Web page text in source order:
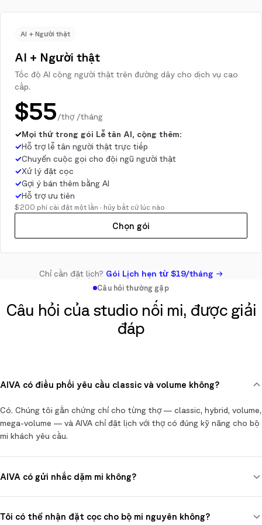
AI + Người thật
AI + Người thật
Tốc độ AI cộng người thật trên đường dây cho dịch vụ cao
cấp.
$55/thợ /tháng
✓Mọi thứ trong gói Lễ tân AI, cộng thêm:
✓Hỗ trợ lễ tân người thật trực tiếp
✓Chuyển cuộc gọi cho đội ngũ người thật
✓Xử lý đặt cọc
✓Gợi ý bán thêm bằng AI
✓Hỗ trợ ưu tiên
$200 phí cài đặt một lần · hủy bất cứ lúc nào
Chọn gói
Chỉ cần đặt lịch? Gói Lịch hẹn từ $19/tháng →
Câu hỏi thường gặp
Câu hỏi của studio nối mi, được giải
đáp
AIVA có điều phối yêu cầu classic và volume không?
Có. Chúng tôi gắn chứng chỉ cho từng thợ — classic, hybrid, volume,
mega-volume — và AIVA chỉ đặt lịch với thợ có đúng kỹ năng cho bộ
mi khách yêu cầu.
AIVA có gửi nhắc dặm mi không?
2,5 tuần và nhắn cho khách link đặt lịch chỉ một chạm.
Tôi có thể nhận đặt cọc cho bộ mi nguyên không?